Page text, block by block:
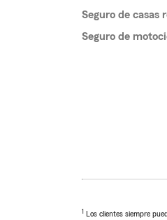
Seguro de casas
Seguro de
1 Los clientes siempre